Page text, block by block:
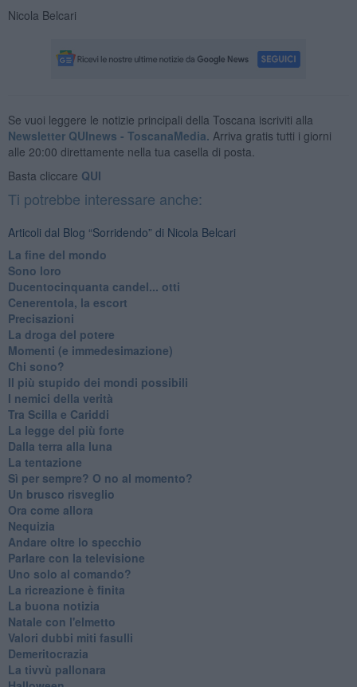
Nicola Belcari
Se vuoi leggere le notizie principali della Toscana iscriviti alla
Newsletter QUInews - ToscanaMedia. Arriva gratis tutti i giorni
alle 20:00 direttamente nella tua casella di posta.
Basta cliccare QUI
Ti potrebbe interessare anche:
Articoli dal Blog “Sorridendo” di Nicola Belcari
La fine del mondo
Sono loro
Ducentocinquanta candel... otti
Cenerentola, la escort
Precisazioni
La droga del potere
Momenti (e immedesimazione)
Chi sono?
Il più stupido dei mondi possibili
I nemici della verità
Tra Scilla e Cariddi
La legge del più forte
Dalla terra alla luna
La tentazione
​Sì per sempre? O no al momento?
Un brusco risveglio
Ora come allora
Nequizia
Andare oltre lo specchio
Parlare con la televisione
Uno solo al comando?
La ricreazione è finita
La buona notizia
Natale con l'elmetto
Valori dubbi miti fasulli
Demeritocrazia
La tivvù pallonara